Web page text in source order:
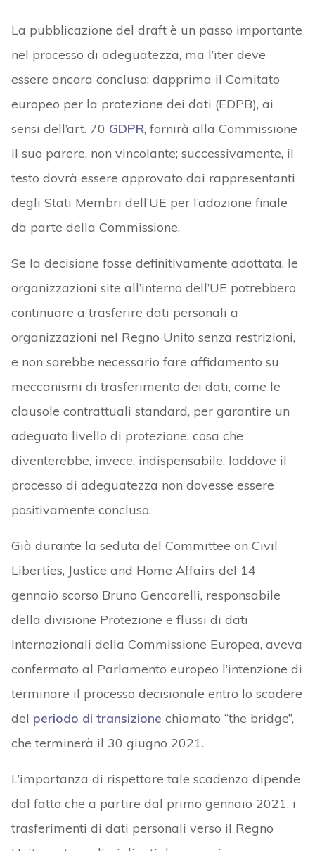
La pubblicazione del draft è un passo importante
nel processo di adeguatezza, ma l’iter deve
essere ancora concluso: dapprima il Comitato
europeo per la protezione dei dati (EDPB), ai
sensi dell’art. 70 GDPR, fornirà alla Commissione
il suo parere, non vincolante; successivamente, il
testo dovrà essere approvato dai rappresentanti
degli Stati Membri dell’UE per l’adozione finale
da parte della Commissione.
Se la decisione fosse definitivamente adottata, le
organizzazioni site all’interno dell’UE potrebbero
continuare a trasferire dati personali a
organizzazioni nel Regno Unito senza restrizioni,
e non sarebbe necessario fare affidamento su
meccanismi di trasferimento dei dati, come le
clausole contrattuali standard, per garantire un
adeguato livello di protezione, cosa che
diventerebbe, invece, indispensabile, laddove il
processo di adeguatezza non dovesse essere
positivamente concluso.
Già durante la seduta del Committee on Civil
Liberties, Justice and Home Affairs del 14
gennaio scorso Bruno Gencarelli, responsabile
della divisione Protezione e flussi di dati
internazionali della Commissione Europea, aveva
confermato al Parlamento europeo l’intenzione di
terminare il processo decisionale entro lo scadere
del periodo di transizione chiamato “the bridge”,
che terminerà il 30 giugno 2021.
L’importanza di rispettare tale scadenza dipende
dal fatto che a partire dal primo gennaio 2021, i
trasferimenti di dati personali verso il Regno